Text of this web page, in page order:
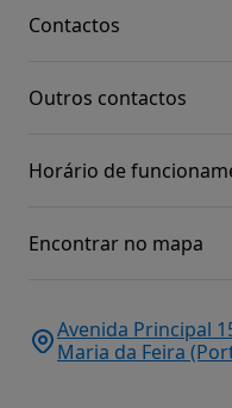
Contactos
Outros contactos
Horário de
Encontrar no mapa
Avenida Principal
Maria da Feira